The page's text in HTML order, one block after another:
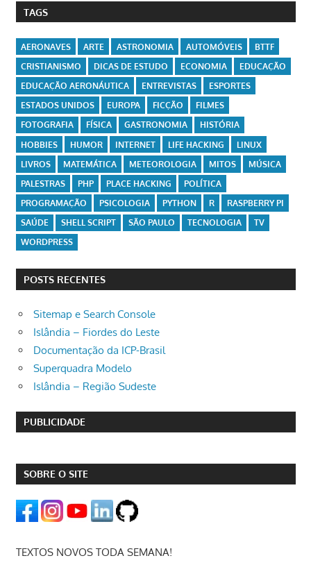
TAGS
AERONAVES ARTE ASTRONOMIA AUTOMÓVEIS
BTTF
CRISTIANISMO
DICAS DE ESTUDO ECONOMIA
EDUCAÇÃO
EDUCAÇÃO AERONÁUTICA
ENTREVISTAS
ESPORTES
ESTADOS UNIDOS
EUROPA FICÇÃO
FILMES
FOTOGRAFIA
FÍSICA GASTRONOMIA
HISTÓRIA
HOBBIES
HUMOR INTERNET LIFE HACKING
LINUX
LIVROS
MATEMÁTICA METEOROLOGIA MITOS
MÚSICA
PALESTRAS
PHP PLACE HACKING
POLÍTICA
PROGRAMAÇÃO
PSICOLOGIA PYTHON R
RASPBERRY PI
SAÚDE
SHELL SCRIPT SÃO PAULO TECNOLOGIA
TV
WORDPRESS
POSTS RECENTES
Sitemap e Search Console
Islândia – Fiordes do Leste
Documentação da ICP-Brasil
Superquadra Modelo
Islândia – Região Sudeste
PUBLICIDADE
SOBRE O SITE
TEXTOS NOVOS TODA SEMANA!